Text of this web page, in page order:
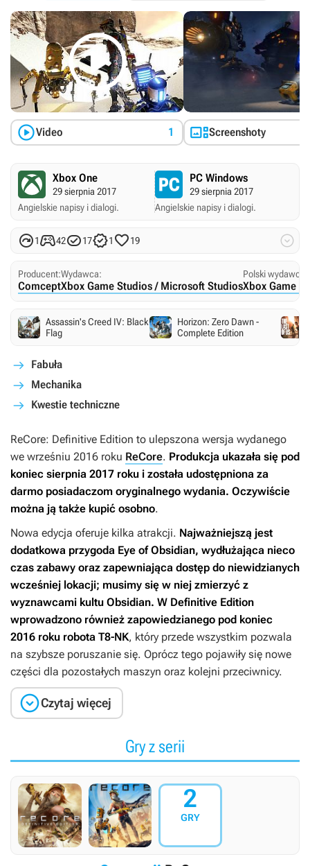

Video 1 Screenshoty
Xbox One
29 sierpnia 2017
Angielskie napisy i dialogi.
PC Windows
29 sierpnia 2017
Angielskie napisy i dialogi.
142171 19 
Producent:
Comcept
Wydawca:
Xbox Game Studios / Microsoft Studios
Polski wydawca:
Xbox Game
Assassin's Creed IV: Black
Flag
Horizon: Zero Dawn -
Complete Edition
Fabuła
Mechanika
Kwestie techniczne
ReCore: Definitive Edition to ulepszona wersja wydanego
we wrześniu 2016 roku ReCore. Produkcja ukazała się pod
koniec sierpnia 2017 roku i została udostępniona za
darmo posiadaczom oryginalnego wydania. Oczywiście
można ją także kupić osobno.
Nowa edycja oferuje kilka atrakcji. Najważniejszą jest
dodatkowa przygoda Eye of Obsidian, wydłużająca nieco
czas zabawy oraz zapewniająca dostęp do niewidzianych
wcześniej lokacji; musimy się w niej zmierzyć z
wyznawcami kultu Obsidian. W Definitive Edition
wprowadzono również zapowiedzianego pod koniec
2016 roku robota T8-NK, który przede wszystkim pozwala
na szybsze poruszanie się. Oprócz tego pojawiły się nowe
części dla pozostałych maszyn oraz kolejni przeciwnicy.
Czytaj więcej
Gry z serii
2
GRY